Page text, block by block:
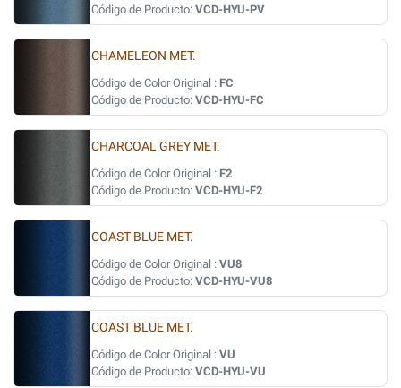
Código de Producto: VCD-HYU-PV
CHAMELEON MET.
Código de Color Original : FC
Código de Producto: VCD-HYU-FC
CHARCOAL GREY MET.
Código de Color Original : F2
Código de Producto: VCD-HYU-F2
COAST BLUE MET.
Código de Color Original : VU8
Código de Producto: VCD-HYU-VU8
COAST BLUE MET.
Código de Color Original : VU
Código de Producto: VCD-HYU-VU